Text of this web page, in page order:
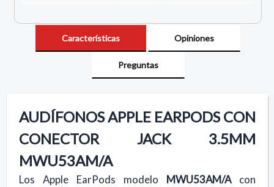
Características Opiniones
Preguntas
AUDÍFONOS APPLE EARPODS CON
CONECTOR JACK 3.5MM
MWU53AM/A
Los Apple EarPods modelo MWU53AM/A con